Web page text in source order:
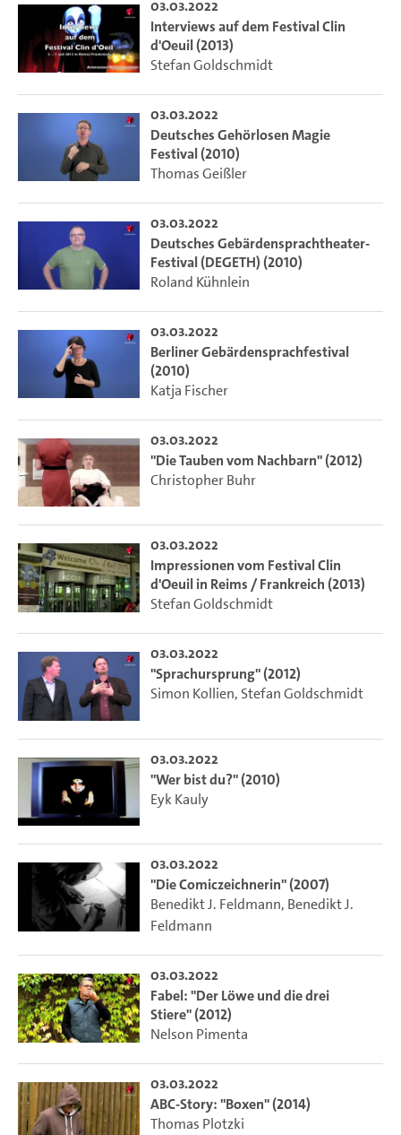
03.03.2022
Interviews auf dem Festival Clin
d'Oeuil (2013)
Stefan Goldschmidt
03.03.2022
Deutsches Gehörlosen Magie
Festival (2010)
Thomas Geißler
03.03.2022
Deutsches Gebärdensprachtheater-
Festival (DEGETH) (2010)
Roland Kühnlein
03.03.2022
Berliner Gebärdensprachfestival
(2010)
Katja Fischer
03.03.2022
"Die Tauben vom Nachbarn" (2012)
Christopher Buhr
03.03.2022
Impressionen vom Festival Clin
d'Oeuil in Reims / Frankreich (2013)
Stefan Goldschmidt
03.03.2022
"Sprachursprung" (2012)
Simon Kollien, Stefan Goldschmidt
03.03.2022
"Wer bist du?" (2010)
Eyk Kauly
03.03.2022
"Die Comiczeichnerin" (2007)
Benedikt J. Feldmann, Benedikt J.
Feldmann
03.03.2022
Fabel: "Der Löwe und die drei
Stiere" (2012)
Nelson Pimenta
03.03.2022
ABC-Story: "Boxen" (2014)
Thomas Plotzki